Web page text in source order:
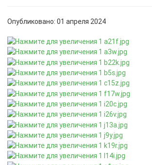
Опубликовано: 01 апреля 2024